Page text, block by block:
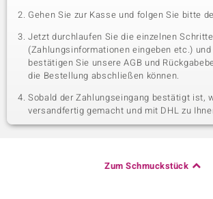
Gehen Sie zur Kasse und folgen Sie bitte
Jetzt durchlaufen Sie die einzelnen Schritte
(Zahlungsinformationen eingeben etc.)
bestätigen Sie unsere AGB und
die Bestellung abschließen können.
Sobald der Zahlungseingang bestätigt ist,
versandfertig gemacht und mit DHL zu
Zum Schmuckstück